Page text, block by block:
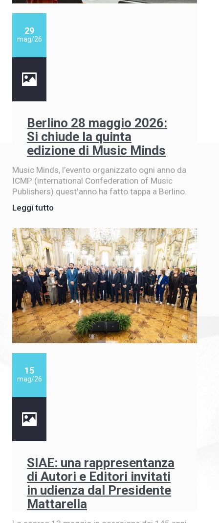
29
mag/26
Berlino 28 maggio 2026:
Si chiude la quinta
edizione di Music Minds
Music Minds, l’evento organizzato ogni anno da
ICMP (international Confederation of Music
Publishers) quest'anno ha fatto tappa a Berlino.
Leggi tutto
15
mag/26
SIAE: una rappresentanza
di Autori e Editori invitati
in udienza dal Presidente
Mattarella